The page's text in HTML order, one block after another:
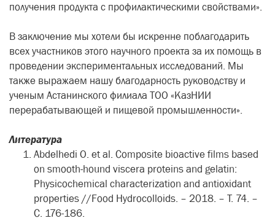
получения продукта с профилактическими свойствами».
В заключение мы хотели бы искренне поблагодарить
всех участников этого научного проекта за их помощь в
проведении экспериментальных исследований. Мы
также выражаем нашу благодарность руководству и
ученым Астанинского филиала ТОО «КазНИИ
перерабатывающей и пищевой промышленности».
Литература
Abdelhedi O. et al. Composite bioactive films based
on smooth-hound viscera proteins and gelatin:
Physicochemical characterization and antioxidant
properties //Food Hydrocolloids. – 2018. – Т. 74. –
С. 176-186.